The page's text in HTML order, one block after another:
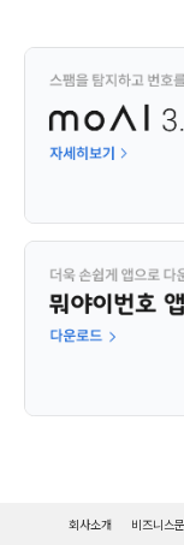
회사소개 비즈니스